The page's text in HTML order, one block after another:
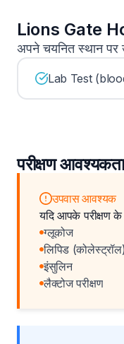
Lions Gate
अपने चयनित स्थान पर
Lab Test
परीक्षण
उपवास आवश्यक
यदि आपके परीक्षण
ग्लूकोज
लिपिड (कोलेस्ट्रॉल)
इंसुलिन
लैक्टोज परीक्षण